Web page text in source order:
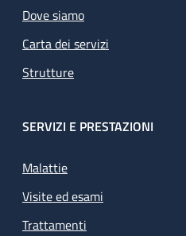
Dove siamo
Carta dei servizi
Strutture
SERVIZI E PRESTAZIONI
Malattie
Visite ed esami
Trattamenti